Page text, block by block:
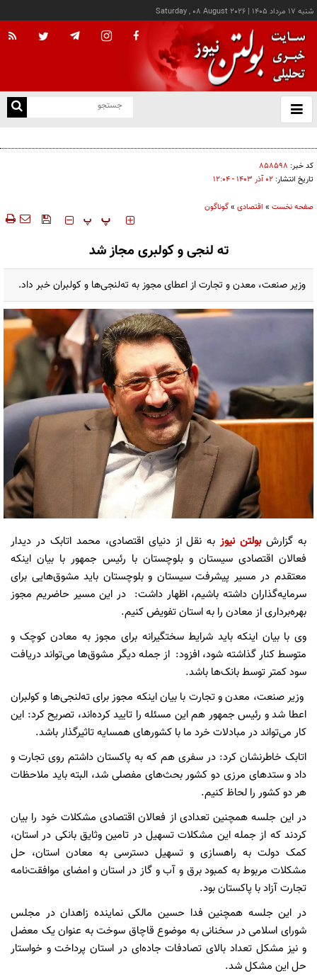
شنبه ۱۷ مرداد ۱۴۰۵ |
Saturday , 08 August 2026
باز
و
کد خبر: ۸۵۸۵۹۸
تاریخ انتشار: ۰۲ آذر ۱۴۰۳ - ۱۲:۰۴
صفحه نخست » اقتصادی »گوناگون
‍‍‍ پ پ
ته لنجی و کولبری مجاز شد
وزیر صنعت، معدن و تجارت از اعطای مجوز به ته‌لنجی‌ها و کولبران خبر داد.
به گزارشبولتن نیوزبه نقل از دنیای اقتصادی، محمد اتابک در دیدار
‌فعالان اقتصادی سیستان و بلوچستان با رئیس جمهور با بیان اینکه
معتقدم در مسیر پیشرفت سیستان و بلوچستان ‌باید مشوق‌هایی برای
سرمایه‌گذاران داشته باشیم، اظهار داشت: در این مسیر ‌حاضریم مجوز
بهره‌برداری از معادن را به استان تفویض کنیم.
وی با بیان اینکه باید شرایط سختگیرانه برای مجوز به معادن کوچک و
متوسط کنار گذاشته شود، افزود: از جمله دیگر مشوق‌ها می‌تواند دریافت
سود کمتر توسط بانک‌ها باشد.
وزیر صنعت، معدن و تجارت با بیان اینکه مجوز برای ته‌لنجی‌ها و کولبران
اعطا شد و رئیس جمهور هم این مسئله را تایید کرده‌اند، تصریح کرد: ‌‌این
کار می‌تواند در مبادلات خرد ما با کشورهای همسایه تاثیرگذار باشد.
اتابک خاطرنشان کرد: در سفری هم که به پاکستان داشتم روی تجارت و
داد و ستدهای مرزی دو کشور بحث‌های مفصلی شد، البته باید ملاحظات
هر دو کشور را لحاظ کنیم.
در این جلسه همچنین تعدادی از فعالان اقتصادی مشکلات خود را بیان
کردند که از جمله این مشکلات تسهیل در تامین وثایق بانکی در استان،
کمک دولت به راهسازی و تسهیل دسترسی به معادن استان، حل
مشکلات مربوط به کمبود برق و آب و گاز در استان و امضای موافقت‌نامه
تجارت آزاد با پاکستان بود.
در این جلسه همچنین فدا حسین مالکی نماینده زاهدان در مجلس
شورای اسلامی در سخنانی به موضوع قاچاق سوخت به عنوان یک معضل
و نیز مشکل تعداد بالای تصادفات جاده‌ای در استان پرداخت و خواستار
حل این مشکل شد.